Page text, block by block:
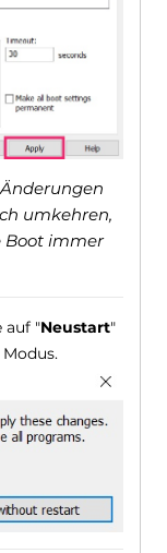
umkehren,
Boot immer
auf "Neustart"